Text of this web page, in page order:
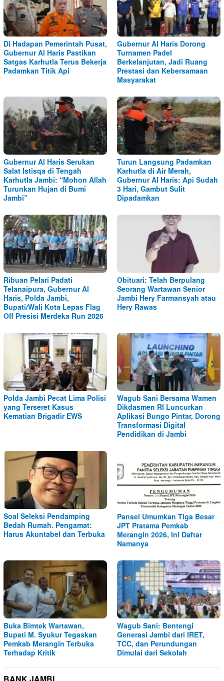
Di Hadapan Pemerintah Pusat,
Gubernur Al Haris Pastikan
Satgas Karhutla Terus Bekerja
Padamkan Titik Api
Gubernur Al Haris Dorong
Turnamen Padel
Berkelanjutan, Jadi Ruang
Prestasi dan Kebersamaan
Masyarakat
Gubernur Al Haris Serukan
Salat Istisqa di Tengah
Karhutla Jambi: “Mohon Allah
Turunkan Hujan di Bumi
Jambi”
Turun Langsung Padamkan
Karhutla di Air Merah,
Gubernur Al Haris: Api Sudah
3 Hari, Gambut Sulit
Dipadamkan
Ribuan Pelari Padati
Telanaipura, Gubernur Al
Haris, Polda Jambi,
Bupati/Wali Kota Lepas Flag
Off Presisi Merdeka Run 2026
Obituari: Telah Berpulang
Seorang Wartawan Senior
Jambi Hery Farmansyah atau
Hery Rawas
Polda Jambi Pecat Lima Polisi
yang Terseret Kasus
Kematian Brigadir EWS
Wagub Sani Bersama Wamen
Dikdasmen RI Luncurkan
Aplikasi Bungo Pintar, Dorong
Transformasi Digital
Pendidikan di Jambi
Soal Seleksi Pendamping
Bedah Rumah. Pengamat:
Harus Akuntabel dan Terbuka
Pansel Umumkan Tiga Besar
JPT Pratama Pemkab
Merangin 2026, Ini Daftar
Namanya
Buka Bimtek Wartawan,
Bupati M. Syukur Tegaskan
Pemkab Merangin Terbuka
Terhadap Kritik
Wagub Sani: Bentengi
Generasi Jambi dari IRET,
TCC, dan Perundungan
Dimulai dari Sekolah